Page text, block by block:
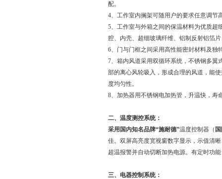
配。
4、工作室内搁架可随用户的要求任意调节
5、工作室与外箱之间的保温材料为优质超
腔、内壳、超细玻璃纤维、铝制反射铝箔
6、门与门框之间采用高性能密封材料及独
7、箱内风道采用双循环系统，不锈钢多翼
部的离心风轮吸入，形成合理的风道，能
度均匀性。
8、加热器用不锈钢电加热管，升温快，寿
二、温度测控系统：
采用国内知名品牌“施耐德”温度控制器（
佳。双屏高亮度宽视窗数字显示，示值清
超温报警并自动切断加热电源。有定时功
三、电器控制系统：